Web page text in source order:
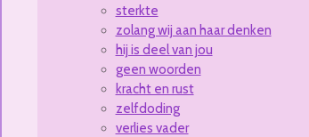
sterkte
zolang wij aan haar denken
hij is deel van jou
geen woorden
kracht en rust
zelfdoding
verlies vader